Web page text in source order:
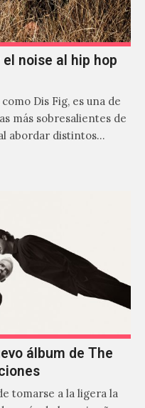
noise al hip hop
Dis Fig, es una de
más sobresalientes de
abordar distintos
álbum de The
tomarse a la ligera la